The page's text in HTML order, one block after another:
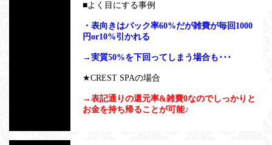
■よく目にする事例
・表向きはバック率60%だが雑費が毎回1000
円or10%引かれる
→実質50%を下回ってしまう場合も･･･
★CREST SPAの場合
→表記通りの還元率&雑費0なのでしっかりと
お金を持ち帰ることが可能♪